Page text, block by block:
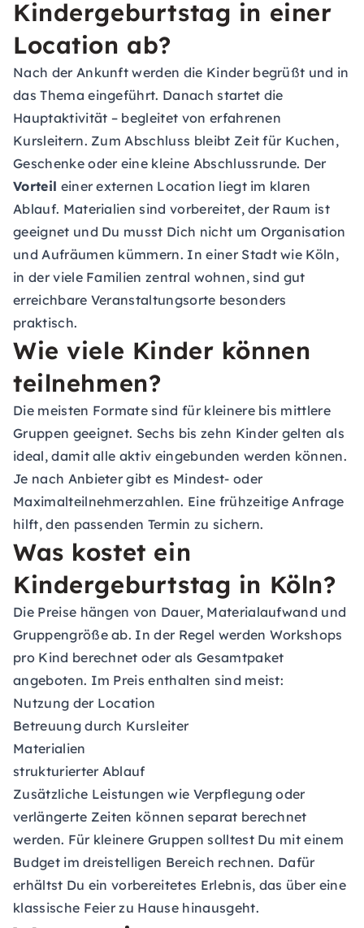
Kindergeburtstag in einer
Location ab?
Nach der Ankunft werden die Kinder begrüßt und in
das Thema eingeführt. Danach startet die
Hauptaktivität – begleitet von erfahrenen
Kursleitern. Zum Abschluss bleibt Zeit für Kuchen,
Geschenke oder eine kleine Abschlussrunde. Der
Vorteil einer externen Location liegt im klaren
Ablauf. Materialien sind vorbereitet, der Raum ist
geeignet und Du musst Dich nicht um Organisation
und Aufräumen kümmern. In einer Stadt wie Köln,
in der viele Familien zentral wohnen, sind gut
erreichbare Veranstaltungsorte besonders
praktisch.
Wie viele Kinder können
teilnehmen?
Die meisten Formate sind für kleinere bis mittlere
Gruppen geeignet. Sechs bis zehn Kinder gelten als
ideal, damit alle aktiv eingebunden werden können.
Je nach Anbieter gibt es Mindest- oder
Maximalteilnehmerzahlen. Eine frühzeitige Anfrage
hilft, den passenden Termin zu sichern.
Was kostet ein
Kindergeburtstag in Köln?
Die Preise hängen von Dauer, Materialaufwand und
Gruppengröße ab. In der Regel werden Workshops
pro Kind berechnet oder als Gesamtpaket
angeboten. Im Preis enthalten sind meist:
Nutzung der Location
Betreuung durch Kursleiter
Materialien
strukturierter Ablauf
Zusätzliche Leistungen wie Verpflegung oder
verlängerte Zeiten können separat berechnet
werden. Für kleinere Gruppen solltest Du mit einem
Budget im dreistelligen Bereich rechnen. Dafür
erhältst Du ein vorbereitetes Erlebnis, das über eine
klassische Feier zu Hause hinausgeht.